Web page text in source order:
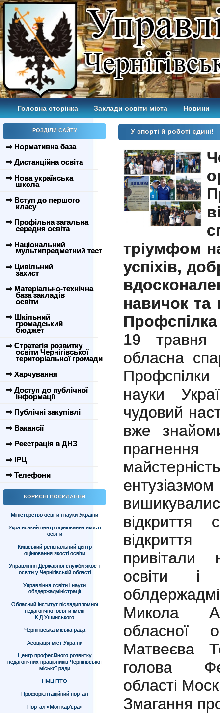
Головна сторінка Заклади освіти міста Новини
РОЗДІЛИ САЙТУ
⇒ Нормативна база
⇒ Дистанційна освіта
⇒ Нова українська
школа
⇒ Вступ до першого
класу
⇒ Профільна загальна
середня освіта
⇒ Національний
мультипредметний тест
⇒ Цивільний
захист
⇒ Матеріально-технічна
база закладів
освіти
⇒ Шкільний
громадський
бюджет
⇒ Стратегія розвитку
освіти Чернігівської
територіальної громади
⇒ Харчування
⇒ Доступ до публічної
інформації
⇒ Публічні закупівлі
⇒ Вакансії
⇒ Реєстрація в ДНЗ
⇒ ІРЦ
⇒ Телефони
КОРИСНІ ПОСИЛАННЯ
Міністерство освіти і науки України
Український центр оцінювання якості
освіти
Київський регіональний центр
оцінювання якості освіти
Управління Державної служби якості
освіти у Чернігівській області
Управління освіти і науки
облдержадміністрації
Обласний інститут післядипломної
педагогічної освіти імені
К.Д.Ушинського
Чернігівська міська рада
Асоціація міст України
Центр професійного розвитку
педагогічних працівників Чернігівської
міської ради
НМЦ ПТО
Профорієнтаційний портал
Портал «Моя кар’єра»
У спорті й роботі єдині!
тріумфом
успіхів,
навичок та
19 травня
обласна
науки
чудовий
вже
відкриття
привітали
освіти і
Микола
обласної
Матвеєва
голова
області
Змагання